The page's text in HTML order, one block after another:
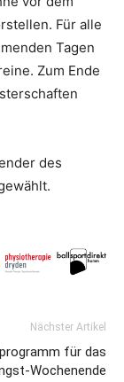
Für alle
Tagen
Zum Ende
des
Nächster Artikel
für das
Wochenende